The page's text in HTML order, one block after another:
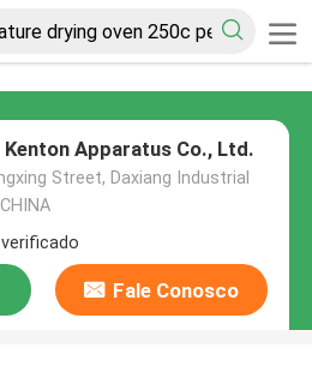
Kenton Apparatus Co., Ltd.
Street, Daxiang Industrial
Fale Conosco